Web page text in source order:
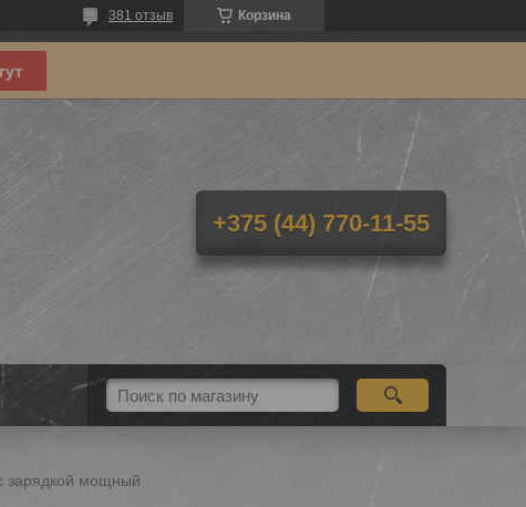
Корзина
381 отзыв
+375 (44) 770-11-55
зарядкой мощный